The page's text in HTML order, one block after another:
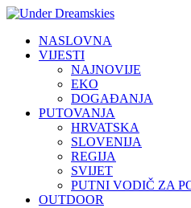
NASLOVNA
VIJESTI
NAJNOVIJE
EKO
DOGAĐANJA
PUTOVANJA
HRVATSKA
SLOVENIJA
REGIJA
SVIJET
PUTNI VODIČ ZA
OUTDOOR